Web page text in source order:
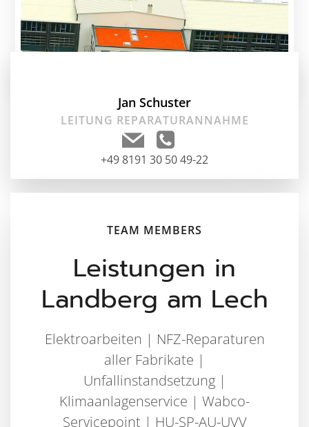
Jan Schuster
LEITUNG REPARATURANNAHME
+49 8191 30 50 49-22
TEAM MEMBERS
Leistungen in
Landberg am Lech
Elektroarbeiten | NFZ-Reparaturen
aller Fabrikate |
Unfallinstandsetzung |
Klimaanlagenservice | Wabco-
Servicepoint | HU-SP-AU-UVV